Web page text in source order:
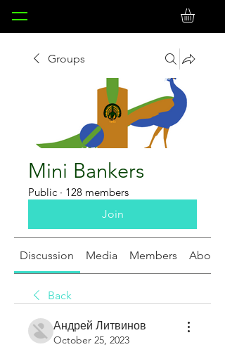
Groups
Mini Bankers
Public · 128 members
Join
Discussion Media Members About
Back
Андрей Литвинов
October 25, 2023